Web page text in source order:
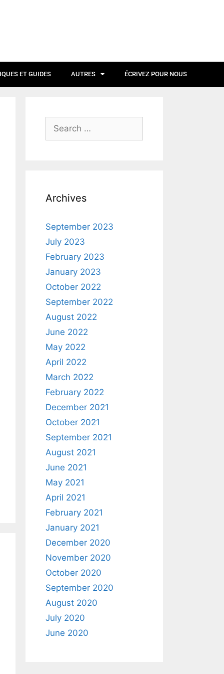
ET GUIDES AUTRES ÉCRIVEZ POUR NOUS
Archives
September 2023
July 2023
February 2023
January 2023
October 2022
September 2022
August 2022
June 2022
May 2022
April 2022
March 2022
February 2022
December 2021
October 2021
September 2021
August 2021
June 2021
May 2021
April 2021
February 2021
January 2021
December 2020
November 2020
October 2020
September 2020
August 2020
July 2020
June 2020